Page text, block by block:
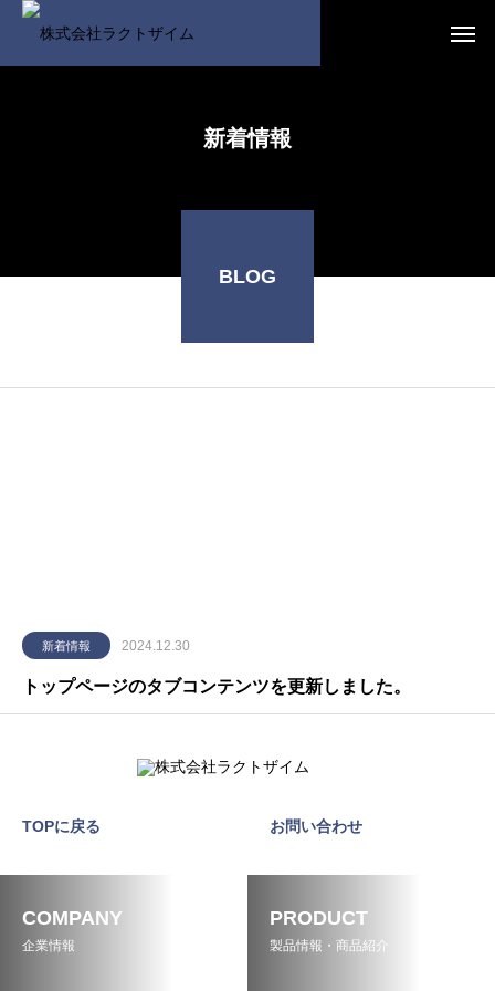
新着情報
BLOG
新着情報 2024.12.30
トップページのタブコンテンツを更新しました。
TOPに戻る お問い合わせ
COMPANY
企業情報
PRODUCT
製品情報・商品紹介